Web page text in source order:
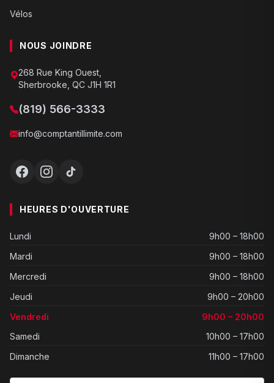
Vélos
NOUS JOINDRE
268 Rue King Ouest,
Sherbrooke, QC J1H 1R1
(819) 566-3333
info@comptantillimite.com
HEURES D'OUVERTURE
Lundi
9h00 – 18h00
Mardi
9h00 – 18h00
Mercredi
9h00 – 18h00
Jeudi
9h00 – 20h00
Vendredi
9h00 – 20h00
Samedi
10h00 – 17h00
Dimanche
11h00 – 17h00